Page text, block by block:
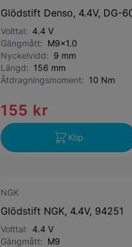
Glödstift Denso, 4.4V, DG-
Volttal: 4.4 V
Gängmått: M9x1.0
Nyckelvidd: 9 mm
Längd: 156 mm
Åtdragningsmoment: 10 Nm
155 kr
Köp
NGK
Glödstift NGK, 4.4V, 94251
Volttal: 4.4 V
Gängmått: M9